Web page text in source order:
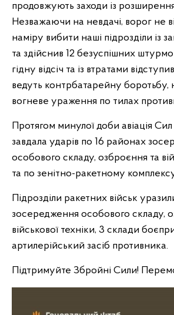
продовжують заходи із
Незважаючи на невдачі, ворог не
наміру вибити наші підрозділи із
та здійснив 12 безуспішних
гідну відсіч та із втратами
ведуть контрбатарейну боротьбу,
вогневе ураження по тилах
Протягом минулої доби авіація
завдала ударів по 16 районах
особового складу, озброєння та
та по зенітно-ракетному
Підрозділи ракетних військ
зосередження особового складу,
військової техніки, 3 склади
артилерійський засіб противника.
Підтримуйте Збройні Сили!